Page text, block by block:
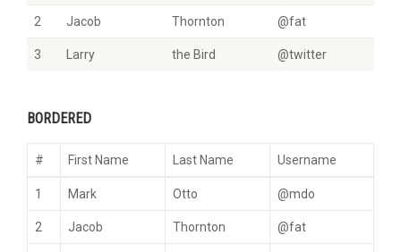
2 Jacob Thornton @fat
3 Larry the Bird @twitter
BORDERED
# First Name Last Name Username
1 Mark Otto @mdo
2 Jacob Thornton @fat